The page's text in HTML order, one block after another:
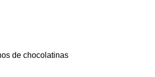
de chocolatinas